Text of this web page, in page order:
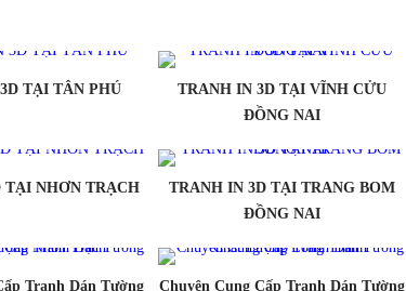
TẠI TÂN PHÚ
TRANH IN 3D TẠI VĨNH CỬU
ĐỒNG NAI
TẠI NHƠN TRẠCH
TRANH IN 3D TẠI TRANG BOM
ĐỒNG NAI
Tranh Dán Tường
Chuyên Cung Cấp Tranh Dán Tường